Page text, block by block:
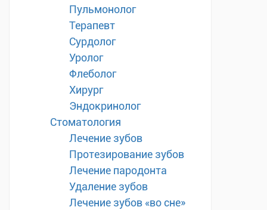
Пульмонолог
Терапевт
Сурдолог
Уролог
Флеболог
Хирург
Эндокринолог
Стоматология
Лечение зубов
Протезирование зубов
Лечение пародонта
Удаление зубов
Лечение зубов «во сне»